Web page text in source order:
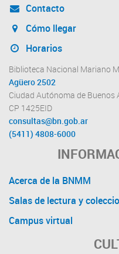
Contacto
Cómo llegar
Horarios
Biblioteca Nacional Mariano
Agüero 2502
Ciudad Autónoma de Buenos
CP 1425EID
consultas@bn.gob.ar
(5411) 4808-6000
Acerca de la BNMM
Salas de lectura y
Campus virtual